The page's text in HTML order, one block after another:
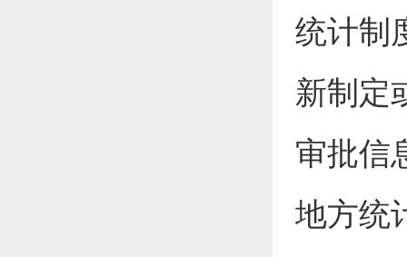
统计制
新制定
审批信
地方统